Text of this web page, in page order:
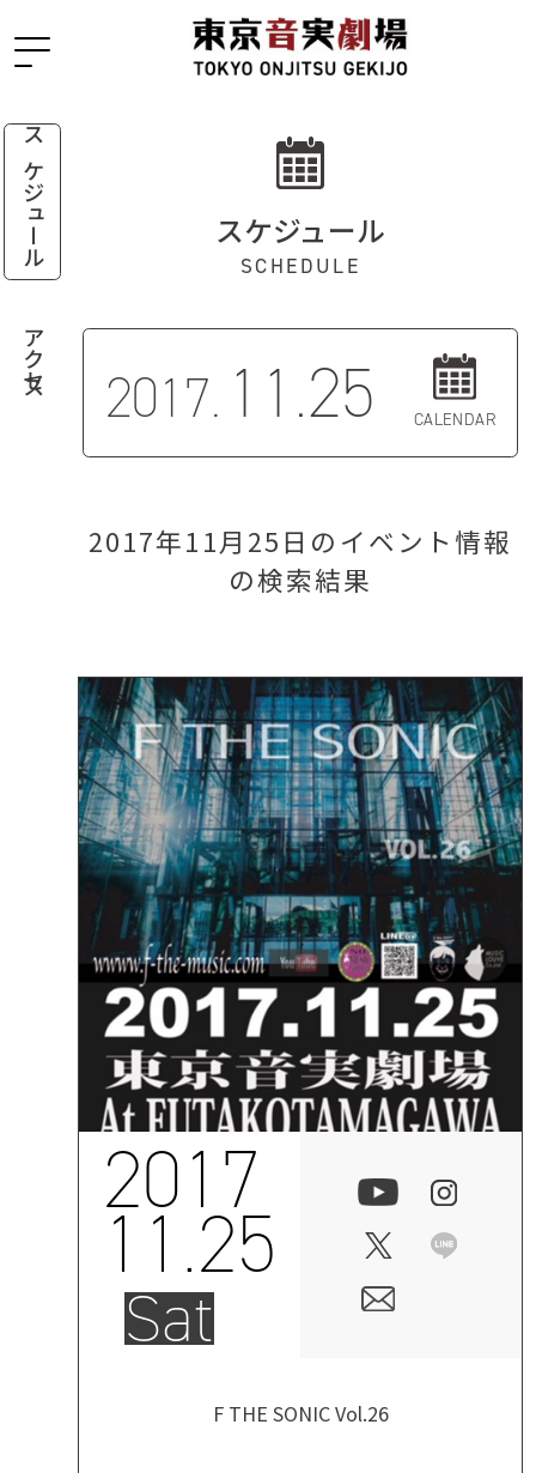
スケジュール
アクセス
スケジュール
SCHEDULE
2017. 11.25 CALENDAR
2017年11月25日のイベント情報
の検索結果
2017
11.25
Sat
F THE SONIC Vol.26